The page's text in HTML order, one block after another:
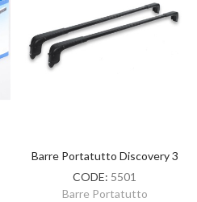
Barre Portatutto Discovery 3
CODE: 5501
Barre Portatutto